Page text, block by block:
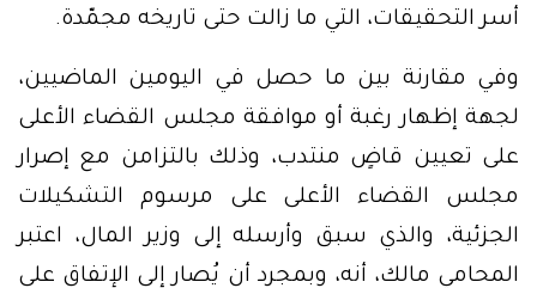
أسر التحقيقات، التي ما زالت حتى تاريخه مجمّدة.
وفي مقارنة بين ما حصل في اليومين الماضيين،
لجهة إظهار رغبة أو موافقة مجلس القضاء الأعلى
على تعيين قاضٍ منتدب، وذلك بالتزامن مع إصرار
مجلس القضاء الأعلى على مرسوم التشكيلات
الجزئية، والذي سبق وأرسله إلى وزير المال، اعتبر
المحامي مالك، أنه، وبمجرد أن يُصار إلى الإتفاق على